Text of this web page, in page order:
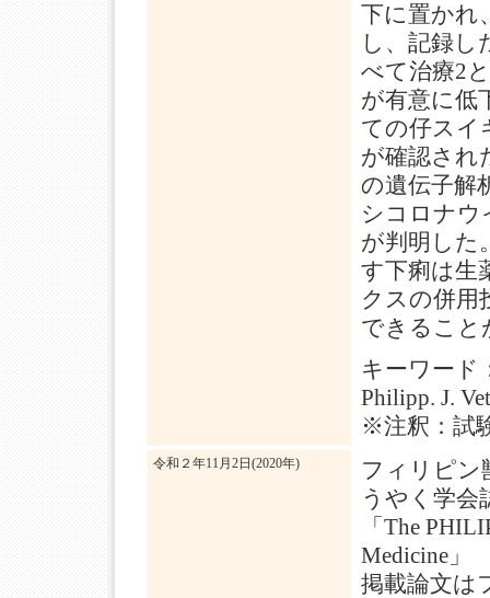
下に置かれ
し、記録し
べて治療2
が有意に低
ての仔スイ
が確認され
の遺伝子解
シコロナウ
が判明した
す下痢は生
クスの併用
できること
キーワード
Philipp. J.
※注釈：試
令和２年11月2日(2020年)
フィリピン
うやく学会
「The
Medicine」
掲載論文は